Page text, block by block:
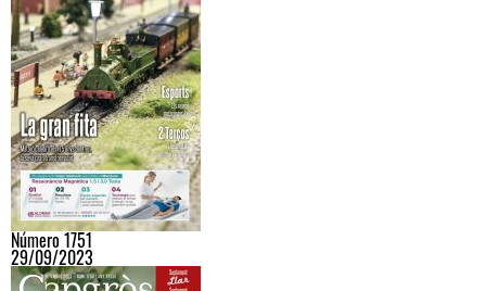
Número 1751
29/09/2023